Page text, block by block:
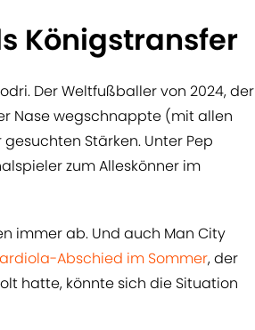
Königstransfer
Der Weltfußballer von 2024, der
Nase wegschnappte (mit allen
Stärken. Unter Pep
zum Alleskönner im
immer ab. Und auch Man City
Abschied im Sommer, der
hatte, könnte sich die Situation